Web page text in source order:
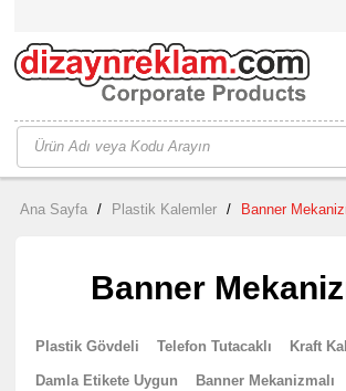
Ana Sayfa / Plastik Kalemler / Banner
Banner
Plastik Gövdeli Telefon Tutacaklı Kraft
Damla Etikete Uygun Banner Mekanizmalı